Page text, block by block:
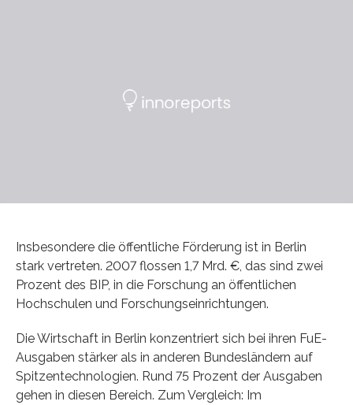
Insbesondere die öffentliche Förderung ist in Berlin
stark vertreten. 2007 flossen 1,7 Mrd. €, das sind zwei
Prozent des BIP, in die Forschung an öffentlichen
Hochschulen und Forschungseinrichtungen.
Die Wirtschaft in Berlin konzentriert sich bei ihren FuE-
Ausgaben stärker als in anderen Bundesländern auf
Spitzentechnologien. Rund 75 Prozent der Ausgaben
gehen in diesen Bereich. Zum Vergleich: Im